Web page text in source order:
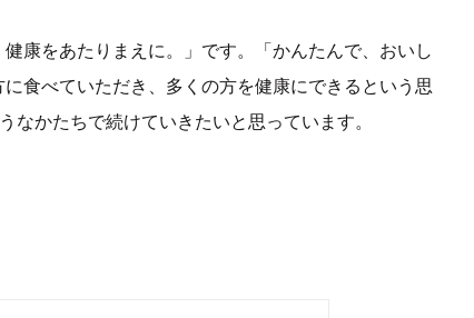
康をあたりまえに。」です。「かんたんで、おいし
食べていただき、多くの方を健康にできるという思
かたちで続けていきたいと思っています。